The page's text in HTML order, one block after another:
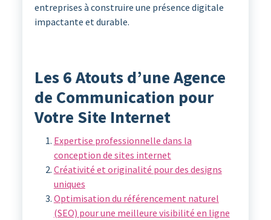
entreprises à construire une présence digitale
impactante et durable.
Les 6 Atouts d’une Agence
de Communication pour
Votre Site Internet
Expertise professionnelle dans la
conception de sites internet
Créativité et originalité pour des designs
uniques
Optimisation du référencement naturel
(SEO) pour une meilleure visibilité en ligne